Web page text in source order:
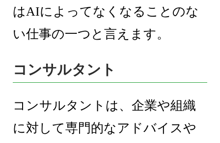
はAIによってなくなることのな
い仕事の一つと言えます。
コンサルタント
コンサルタントは、企業や組織
に対して専門的なアドバイスや